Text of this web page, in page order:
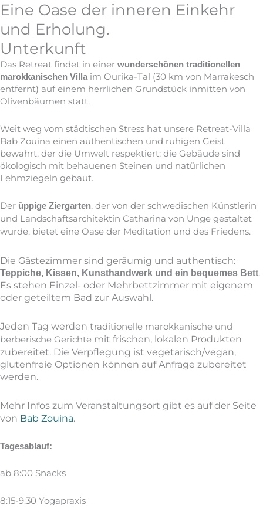
Eine Oase der inneren Einkehr
und Erholung.
Unterkunft
Das Retreat findet in einer wunderschönen traditionellen
marokkanischen Villa im Ourika-Tal (30 km von Marrakesch
entfernt) auf einem herrlichen Grundstück inmitten von
Olivenbäumen statt.
Weit weg vom städtischen Stress hat unsere Retreat-Villa
Bab Zouina einen authentischen und ruhigen Geist
bewahrt, der die Umwelt respektiert; die Gebäude sind
ökologisch mit behauenen Steinen und natürlichen
Lehmziegeln gebaut.
Der üppige Ziergarten, der von der schwedischen Künstlerin
und Landschaftsarchitektin Catharina von Unge gestaltet
wurde, bietet eine Oase der Meditation und des Friedens.
Die Gästezimmer sind geräumig und authentisch:
Teppiche, Kissen, Kunsthandwerk und ein bequemes Bett.
Es stehen Einzel- oder Mehrbettzimmer mit eigenem
oder geteiltem Bad zur Auswahl.
Jeden Tag werden traditionelle marokkanische und
berberische Gerichte mit frischen, lokalen Produkten
zubereitet. Die Verpflegung ist vegetarisch/vegan,
glutenfreie Optionen können auf Anfrage zubereitet
werden.
Mehr Infos zum Veranstaltungsort gibt es auf der Seite
von Bab Zouina.
Tagesablauf:
ab 8:00 Snacks
8:15-9:30 Yogapraxis